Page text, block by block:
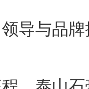
领导与品